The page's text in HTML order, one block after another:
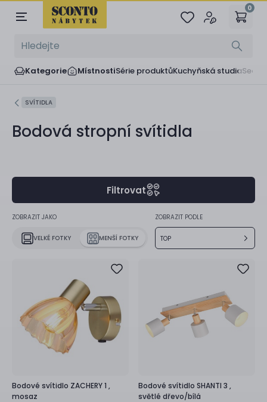
0
Kategorie MístnostiSérie produktůKuchyňská studia
SVÍTIDLA
Bodová stropní svítidla
Filtrovat
ZOBRAZIT JAKO
VELKÉ FOTKY MENŠÍ FOTKY
ZOBRAZIT PODLE
TOP
Bodové svítidlo ZACHERY 1 ,
mosaz
Bodové svítidlo SHANTI 3 ,
světlé dřevo/bílá